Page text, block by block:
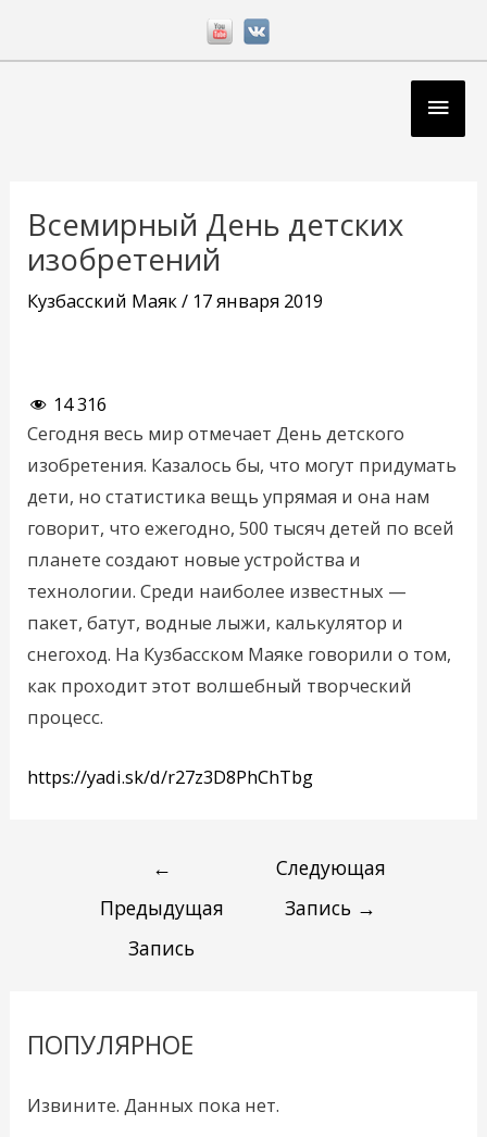
Всемирный День детских
изобретений
Кузбасский Маяк/ 17 января 2019
14 316
Сегодня весь мир отмечает День детского
изобретения. Казалось бы, что могут придумать
дети, но статистика вещь упрямая и она нам
говорит, что ежегодно, 500 тысяч детей по всей
планете создают новые устройства и
технологии. Среди наиболее известных —
пакет, батут, водные лыжи, калькулятор и
снегоход. На Кузбасском Маяке говорили о том,
как проходит этот волшебный творческий
процесс.
https://yadi.sk/d/r27z3D8PhChTbg
записям
←
Предыдущая
Запись
Следующая
Запись →
ПОПУЛЯРНОЕ
Извините. Данных пока нет.